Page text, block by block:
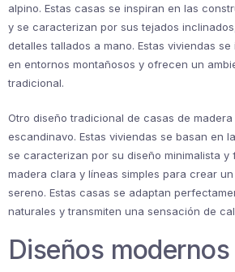
alpino. Estas casas se inspiran en las
y se caracterizan por sus tejados
detalles tallados a mano. Estas viviendas
en entornos montañosos y ofrecen un
tradicional.
Otro diseño tradicional de casas de madera
escandinavo. Estas viviendas se basan en
se caracterizan por su diseño minimalista y
madera clara y líneas simples para crear
sereno. Estas casas se adaptan
naturales y transmiten una sensación de
Diseños